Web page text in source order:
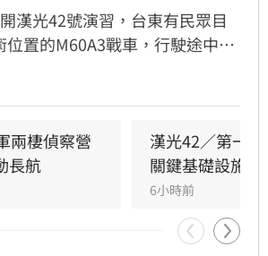
漢光42號演習，台東有民眾目
置的M60A3戰車，行駛途中駕
脫落，畫面曝光後引發網路熱
兩棲偵察營
長航
漢光42／第一
關鍵基礎設施防
6小時前